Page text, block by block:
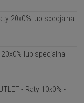
20x0% lub specjalna
lub specjalna
- Raty 10x0% -